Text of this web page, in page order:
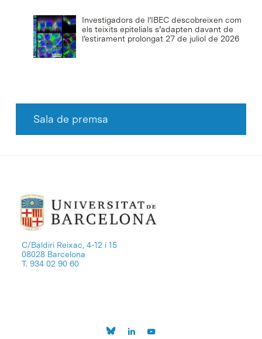
Investigadors de l’IBEC descobreixen com
els teixits epitelials s’adapten davant de
l’estirament prolongat 27 de juliol de 2026
Sala de premsa
C/Baldiri Reixac, 4-12 i 15
08028 Barcelona
T. 934 02 90 60